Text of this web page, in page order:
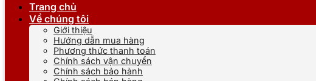
Trang chủ
Về chúng tôi
Giới thiệu
Hướng dẫn mua hàng
Phương thức thanh toán
Chính sách vận chuyển
Chính sách bảo hành